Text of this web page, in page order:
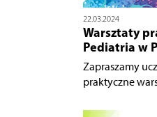
22.03.2024
Warsztaty
Pediatria w
Zapraszamy
praktyczne